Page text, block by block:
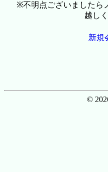
※不明点ございましたら
越し
新規
©